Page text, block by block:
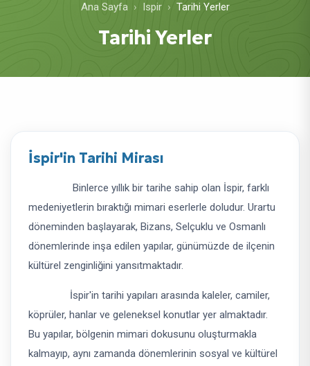
Ana Sayfa Ispir Tarihi Yerler
Tarihi Yerler
İspir'in Tarihi Mirası
Binlerce yıllık bir tarihe sahip olan İspir, farklı
medeniyetlerin bıraktığı mimari eserlerle doludur. Urartu
döneminden başlayarak, Bizans, Selçuklu ve Osmanlı
dönemlerinde inşa edilen yapılar, günümüzde de ilçenin
kültürel zenginliğini yansıtmaktadır.
İspir'in tarihi yapıları arasında kaleler, camiler,
köprüler, hanlar ve geleneksel konutlar yer almaktadır.
Bu yapılar, bölgenin mimari dokusunu oluşturmakla
kalmayıp, aynı zamanda dönemlerinin sosyal ve kültürel